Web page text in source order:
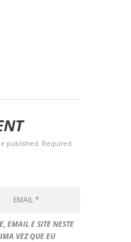
published. Required
EMAIL E SITE NESTE
VEZ QUE EU